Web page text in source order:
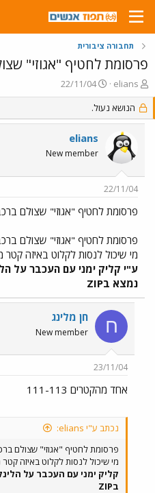
תחבורה ציבורית
פרסומת לחטיף "אגוזי"
פ
ו
ת
ח
elians
פ
ו
ר
ס
ב
ת
ך
22/11/04
הנושא נעול.
elians
New member
22/11/04
פרסומת לחטיף "אגוזי" שצולם
פרסומת לחטיף "אגוזי" שצולם
מי שיכול לנסות לקלוט באיזה קטר
ע"י קליק ימני עם העכבר על
נמצא בZIP
ח חן מלינג
New member
23/11/04
אחד מהקטרים 111-113
נכתב ע"י elians:
פרסומת לחטיף "אגוזי" שצולם
מי שיכול לנסות לקלוט באיזה קטר
קליק ימני עם העכבר על
בZIP